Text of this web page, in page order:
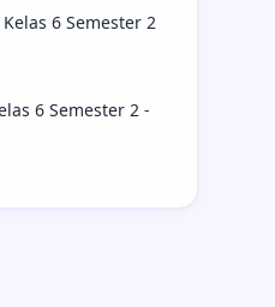
6 Semester 2
6 Semester 2 -